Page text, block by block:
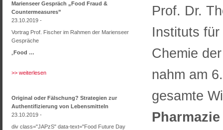
Marienseer Gespräch „Food Fraud &
Countermeasures”
23.10.2019 -
Vortrag Prof. Fischer im Rahmen der Marienseer
Gespräche
Food …
>> weiterlesen
Original oder Fälschung? Strategien zur
Authentifizierung von Lebensmitteln
23.10.2019 -
div class="JAPzS" data-text="Food Future Day
Prof. Dr.
Instituts
Chemie
nahm am
gesamte